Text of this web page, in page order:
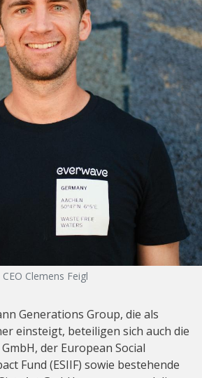
CEO Clemens Feigl
Generations Group, die als
einsteigt, beteiligen sich auch die
der European Social
Fund (ESIIF) sowie bestehende